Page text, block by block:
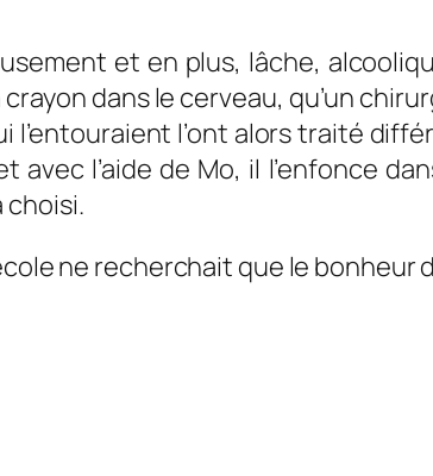
et en plus, lâche,
dans le cerveau, qu’un
l’ont alors traité
l’aide de Mo, il l’enfonce
choisi.
ne recherchait que le bonheur